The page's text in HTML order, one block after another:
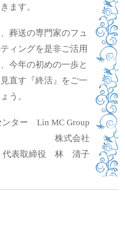
ます。
葬送の専門家のフュ
ィングを是非ご活用
今年の初めの一歩と
直す『終活』をご一
う。
ンター Lin MC Group
株式会社
代表取締役 林 清子